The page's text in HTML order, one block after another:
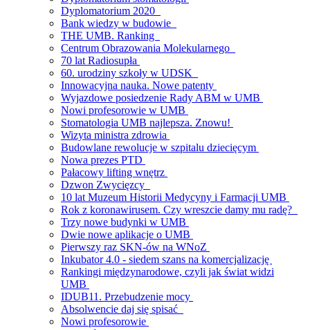
Dyplomatorium 2020
Bank wiedzy w budowie
THE UMB. Ranking
Centrum Obrazowania Molekularnego
70 lat Radiosupła
60. urodziny szkoły w UDSK
Innowacyjna nauka. Nowe patenty
Wyjazdowe posiedzenie Rady ABM w UMB
Nowi profesorowie w UMB
Stomatologia UMB najlepsza. Znowu!
Wizyta ministra zdrowia
Budowlane rewolucje w szpitalu dziecięcym
Nowa prezes PTD
Pałacowy lifting wnętrz
Dzwon Zwycięzcy
10 lat Muzeum Historii Medycyny i Farmacji UMB
Rok z koronawirusem. Czy wreszcie damy mu radę?
Trzy nowe budynki w UMB
Dwie nowe aplikacje o UMB
Pierwszy raz SKN-ów na WNoZ
Inkubator 4.0 - siedem szans na komercjalizację
Rankingi międzynarodowe, czyli jak świat widzi
UMB
IDUB11. Przebudzenie mocy
Absolwencie daj się spisać
Nowi profesorowie